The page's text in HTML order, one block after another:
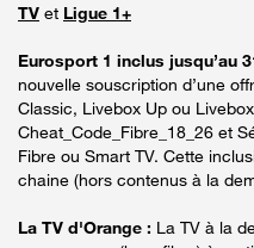
TV et Ligue 1+
Eurosport 1 inclus jusqu’au
nouvelle souscription d’une
Classic, Livebox Up ou
Cheat_Code_Fibre_18_26 et
Fibre ou Smart TV. Cette
chaine (hors contenus à la
La TV d'Orange : La TV à la